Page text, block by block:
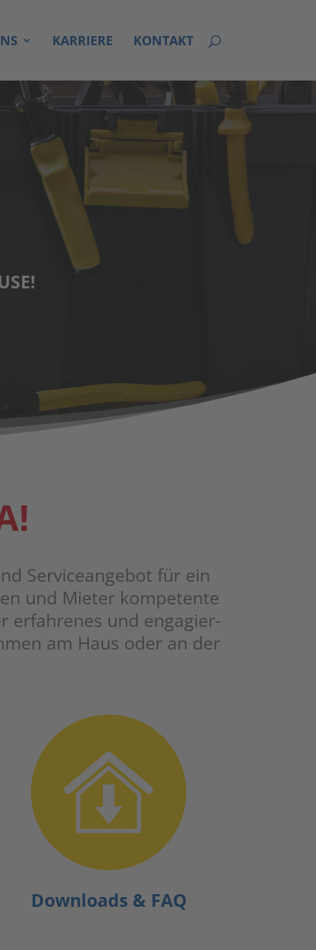
KAR­RIE­RE KON­TAKT
Ser­vice­an­ge­bot für ein
und Mie­ter kom­pe­ten­te
erfah­re­nes und enga­gier­
am Haus oder an der
Down­loads & FAQ